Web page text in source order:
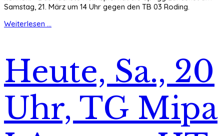
Samstag, 21. März um 14 Uhr gegen den TB 03 Roding.
Weiterlesen ...
Heute, Sa., 20
Uhr, TG Mipa